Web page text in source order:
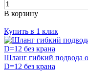
В корзину
Купить в 1 клик
Шланг гибкий подвода
D=12 без крана